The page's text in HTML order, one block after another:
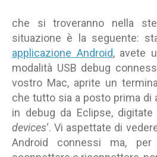
che si troveranno nella
situazione è la seguente:
applicazione Android, avete
modalità USB debug
vostro Mac, aprite un
che tutto sia a posto prima di
in debug da Eclipse,
devices‘. Vi aspettate di
Android connessi ma,